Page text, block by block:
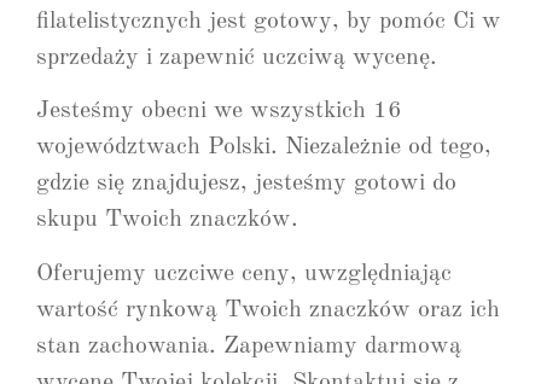
filatelistycznych jest gotowy, by pomóc Ci w
sprzedaży i zapewnić uczciwą wycenę.
Jesteśmy obecni we wszystkich 16
województwach Polski. Niezależnie od tego,
gdzie się znajdujesz, jesteśmy gotowi do
skupu Twoich znaczków.
Oferujemy uczciwe ceny, uwzględniając
wartość rynkową Twoich znaczków oraz ich
stan zachowania. Zapewniamy darmową